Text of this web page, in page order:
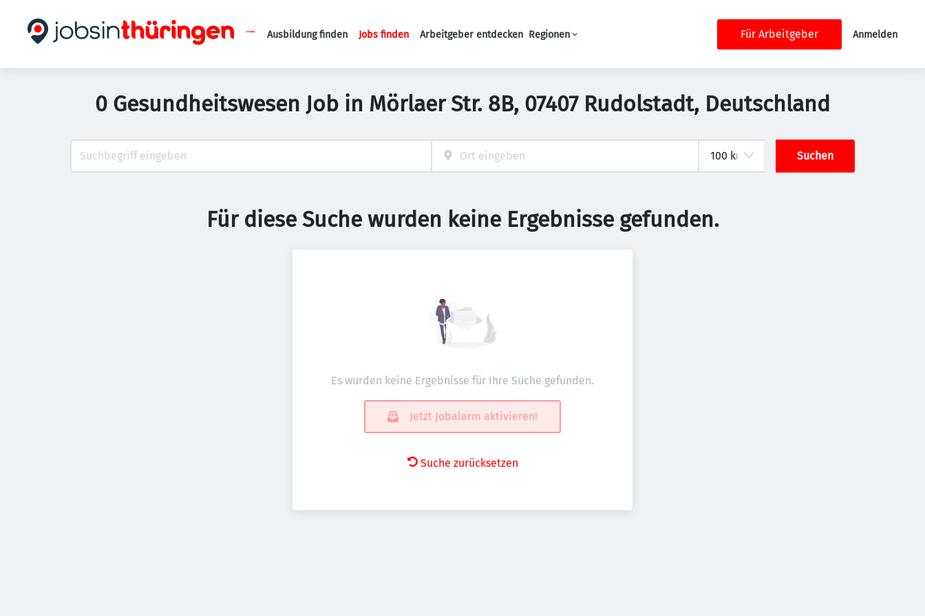
Haupt-Navigation
Ausbildung finden Jobs finden Arbeitgeber entdecken Regionen Für Arbeitgeber Anmelden
0 Gesundheitswesen Job in Mörlaer Str. 8B, 07407 Rudolstadt, Deutschland
Suchen
Für diese Suche wurden keine Ergebnisse gefunden.
Es wurden keine Ergebnisse für Ihre Suche gefunden.
Jetzt Jobalarm aktivieren!
Suche zurücksetzen